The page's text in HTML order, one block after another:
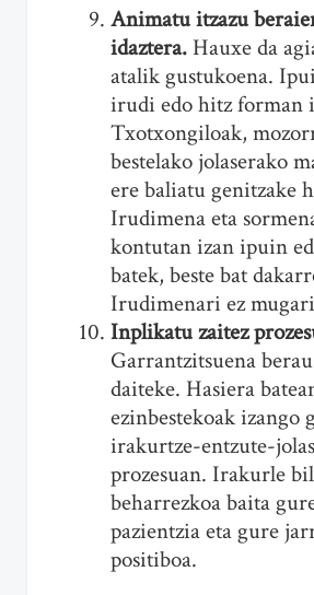
Animatu itzazu
idaztera.Hauxe da
atalik gustukoena.
irudi edo hitz forman
Txotxongiloak,
bestelako jolaserako
ere baliatu genitzake
Irudimena eta
kontutan izan ipuin
batek, beste bat
Irudimenari ez
Inplikatu zaitez
Garrantzitsuena
daiteke. Hasiera
ezinbestekoak izango
irakurtze-entzute-
prozesuan. Irakurle
beharrezkoa baita
pazientzia eta gure
positiboa.